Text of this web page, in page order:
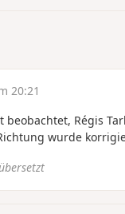
20:21
beobachtet, Régis
wurde